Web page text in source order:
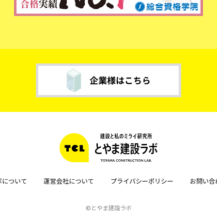
について 運営会社について プライバシーポリシー お問い合
©とやま建設ラボ